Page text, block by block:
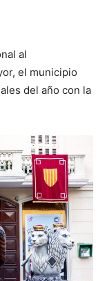
al
el municipio
del año con la